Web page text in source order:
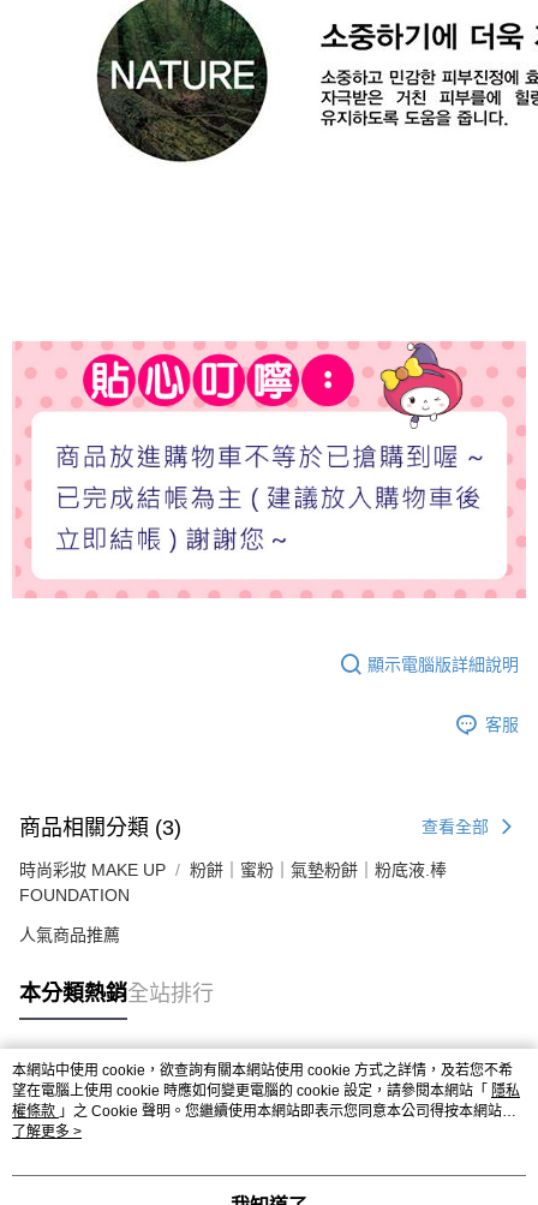
顯示電腦版詳細說明
客服
商品相關分類 (3) 查看全部
時尚彩妝 MAKE UP
粉餅｜蜜粉｜氣墊粉餅｜粉底液.棒
FOUNDATION
人氣商品推薦
本分類熱銷全站排行
熱門標籤
本網站中使用 cookie，欲查詢有關本網站使用 cookie 方式之詳情，及若您不希
望在電腦上使用 cookie 時應如何變更電腦的 cookie 設定，請參閱本網站「 隱私
權條款 」之 Cookie 聲明。您繼續使用本網站即表示您同意本公司得按本網站使
用條款之 Cookie 聲明使用 cookie。
了解更多 >